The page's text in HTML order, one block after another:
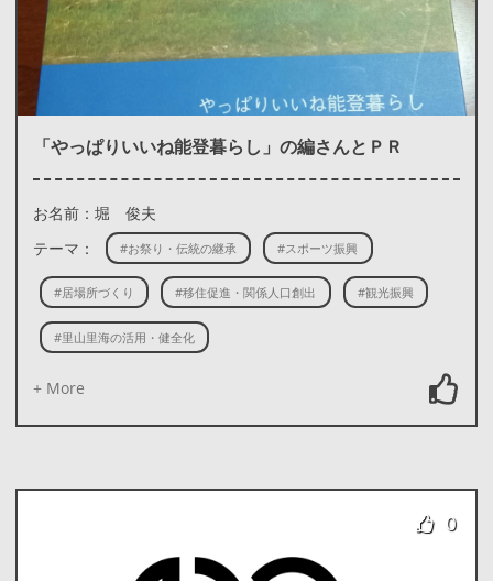
「やっぱりいいね能登暮らし」の編さんとＰＲ
お名前：堀 俊夫
テーマ：
#お祭り・伝統の継承 #スポーツ振興
#居場所づくり #移住促進・関係人口創出 #観光振興
#里山里海の活用・健全化
+ More
0